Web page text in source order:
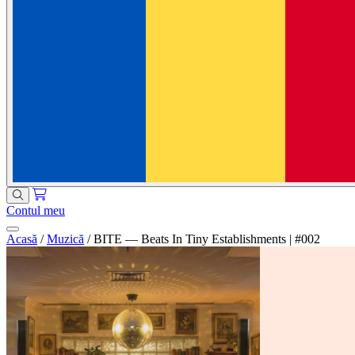
Contul meu
Acasă / Muzică / BITE — Beats In Tiny Establishments | #002